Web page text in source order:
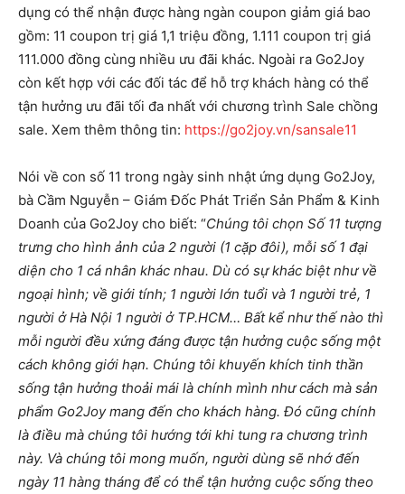
dụng có thể nhận được hàng ngàn coupon giảm giá bao
gồm: 11 coupon trị giá 1,1 triệu đồng, 1.111 coupon trị giá
111.000 đồng cùng nhiều ưu đãi khác. Ngoài ra Go2Joy
còn kết hợp với các đối tác để hỗ trợ khách hàng có thể
tận hưởng ưu đãi tối đa nhất với chương trình Sale chồng
sale. Xem thêm thông tin: https://go2joy.vn/sansale11
Nói về con số 11 trong ngày sinh nhật ứng dụng Go2Joy,
bà Cầm Nguyễn – Giám Đốc Phát Triển Sản Phẩm & Kinh
Doanh của Go2Joy cho biết: “Chúng tôi chọn Số 11 tượng
trưng cho hình ảnh của 2 người (1 cặp đôi), mỗi số 1 đại
diện cho 1 cá nhân khác nhau. Dù có sự khác biệt như về
ngoại hình; về giới tính; 1 người lớn tuổi và 1 người trẻ, 1
người ở Hà Nội 1 người ở TP.HCM… Bất kể như thế nào thì
mỗi người đều xứng đáng được tận hưởng cuộc sống một
cách không giới hạn. Chúng tôi khuyến khích tinh thần
sống tận hưởng thoải mái là chính mình như cách mà sản
phẩm Go2Joy mang đến cho khách hàng. Đó cũng chính
là điều mà chúng tôi hướng tới khi tung ra chương trình
này. Và chúng tôi mong muốn, người dùng sẽ nhớ đến
ngày 11 hàng tháng để có thể tận hưởng cuộc sống theo